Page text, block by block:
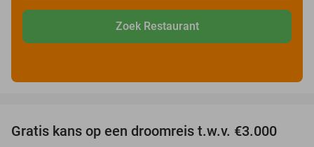
Zoek Restaurant
Gratis kans op een droomreis t.w.v. €3.000